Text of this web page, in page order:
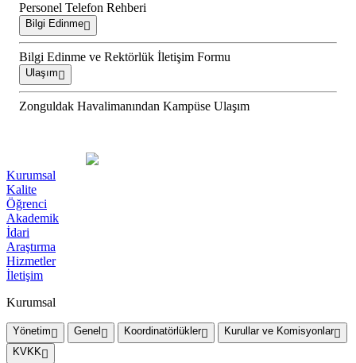
Personel Telefon Rehberi
Bilgi Edinme
Bilgi Edinme ve Rektörlük İletişim Formu
Ulaşım
Zonguldak Havalimanından Kampüse Ulaşım
Kurumsal
Kalite
Öğrenci
Akademik
İdari
Araştırma
Hizmetler
İletişim
Kurumsal
Yönetim Genel Koordinatörlükler
Kurullar ve Komisyonlar
KVKK